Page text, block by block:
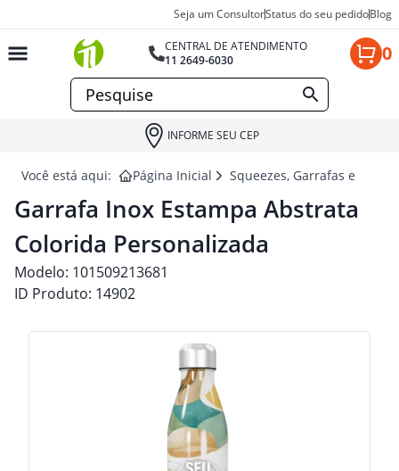
Seja um ConsultorStatus do seu pedidoBlog
CENTRAL DE ATENDIMENTO
11 2649-6030
0
INFORME SEU CEP
Você está aqui: Página Inicial Squeezes, Garrafas e
Garrafa Inox Estampa Abstrata
Colorida Personalizada
Modelo: 101509213681
ID Produto: 14902